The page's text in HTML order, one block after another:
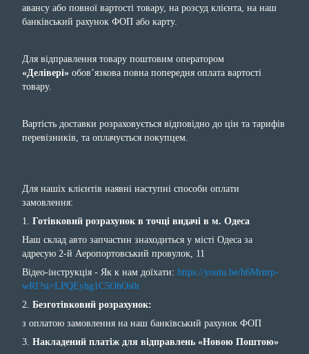
авансу або повної вартості товару, на розсуд клієнта, на наш
банківський рахунок ФОП або карту.
Для відправлення товару поштовим оператором
«Делівері» обов’язкова повна попередня оплата вартості
товару.
Вартість доставки розраховується відповідно до цін та тарифів
перевізників, та оплачується покупцем.
Для нашіх клієнтів наявні наступні способи оплати
замовлення:
1. Готівковий розрахунок в точці видачі в м. Одеса
Наш склад авто запчастин знаходиться у місті Одеса за
адресую 2-й Аеропортовський провулок, 11
Відео-інструкція - Як к нам доїхати: https://youtu.be/h6Mrnrp-
wRI?si=LPQEyhg1C5OhOs0r
2. Безготівковий розрахунок:
з оплатою замовлення на наш банківський рахунок ФОП
3. Накладений платіж для відправлень «Новою Поштою»